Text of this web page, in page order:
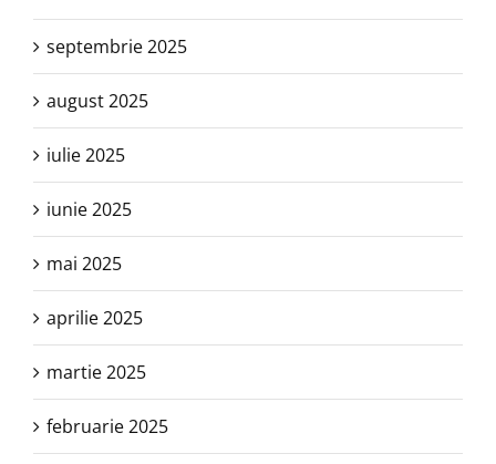
septembrie 2025
august 2025
iulie 2025
iunie 2025
mai 2025
aprilie 2025
martie 2025
februarie 2025